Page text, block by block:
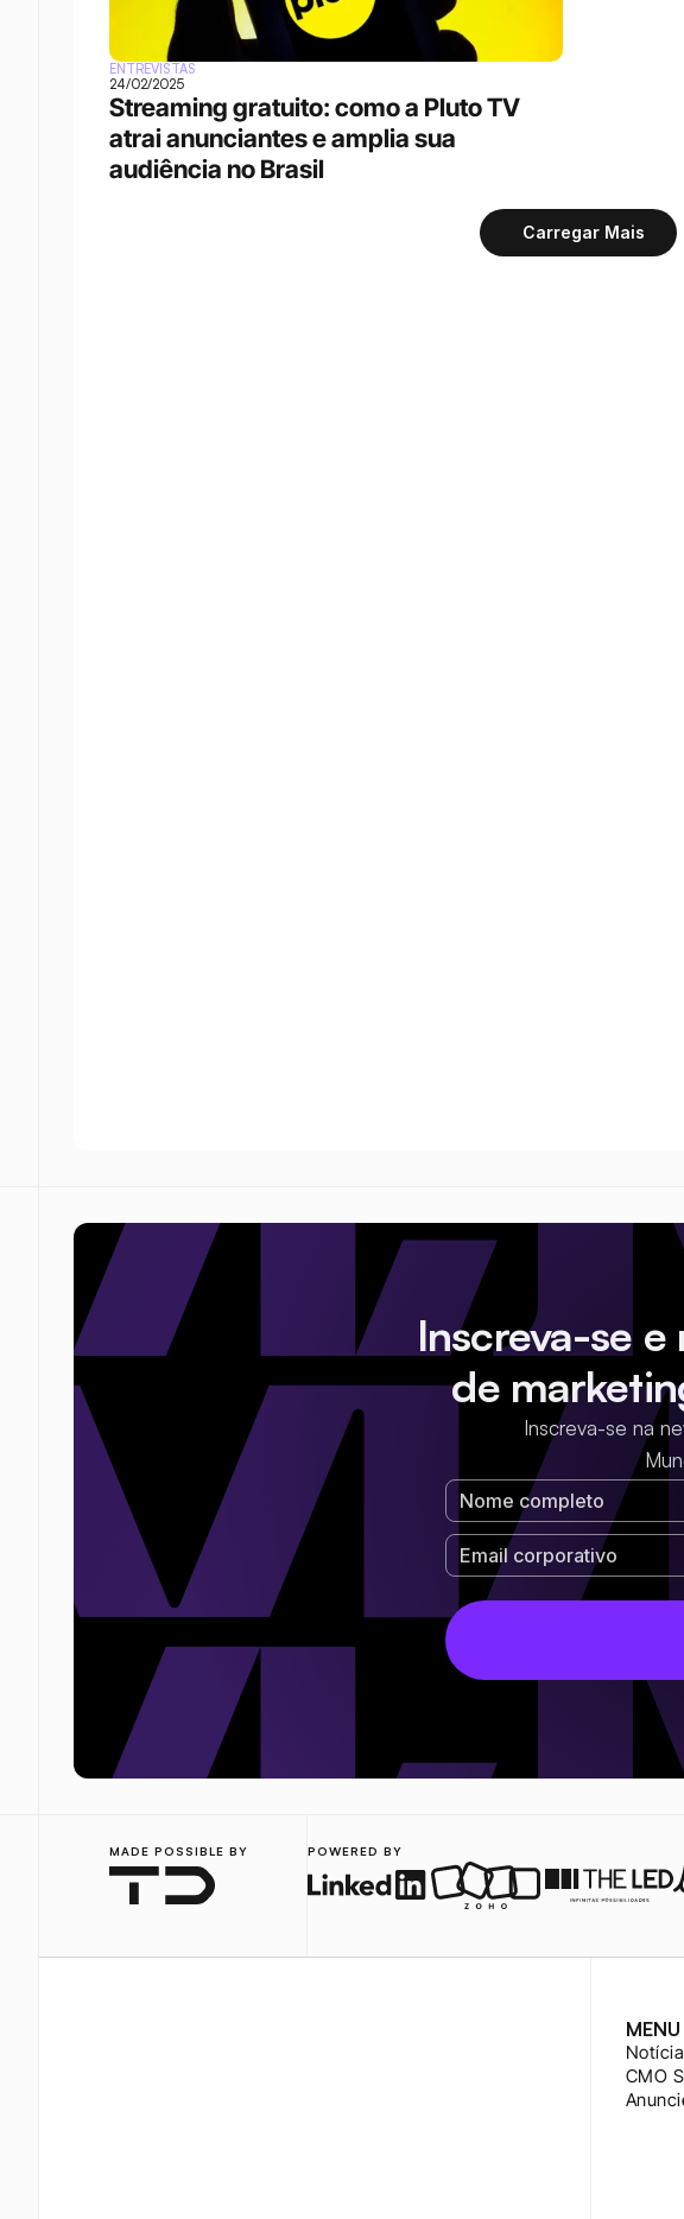
ENTREVISTAS
24/02/2025
Streaming gratuito: como a Pluto TV
atrai anunciantes e amplia sua
audiência no Brasil
Carregar Mais
Inscreva-se
de
Inscreva-se na
MADE POSSIBLE BY POWERED BY
MENU
CMO